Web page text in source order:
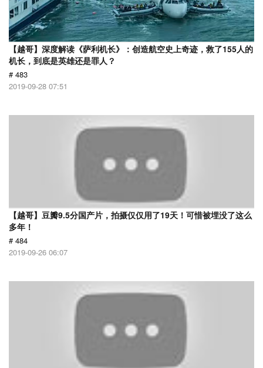
【越哥】深度解读《萨利机长》：创造航空史上奇迹，救了155人的
机长，到底是英雄还是罪人？
# 483
2019-09-28 07:51
【越哥】豆瓣9.5分国产片，拍摄仅仅用了19天！可惜被埋没了这么
多年！
# 484
2019-09-26 06:07